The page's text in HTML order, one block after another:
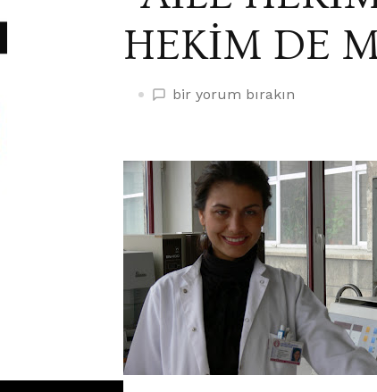
HEKİM DE
“AİLE
DA
HEKİM
MEMNUN
üzerine
bir yorum bırakın